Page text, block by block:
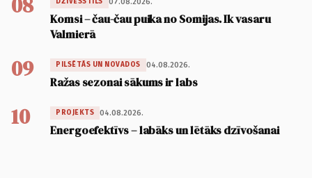
Komsi – čau-čau puika no Somijas. Ik vasaru
Valmierā
09 PILSĒTĀS UN NOVADOS 04.08.2026.
Ražas sezonai sākums ir labs
10 PROJEKTS 04.08.2026.
Energoefektīvs – labāks un lētāks dzīvošanai